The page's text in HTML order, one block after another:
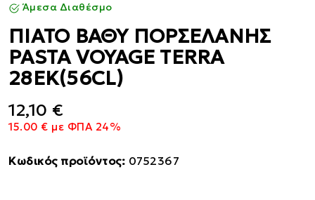
Άμεσα Διαθέσμο
ΠΙΑΤΟ ΒΑΘΥ ΠΟΡΣΕΛΑΝΗΣ
PASTA VOYAGE TERRA
28ΕΚ(56CL)
12,10 €
15.00 € με ΦΠΑ 24%
Κωδικός προϊόντος: 0752367